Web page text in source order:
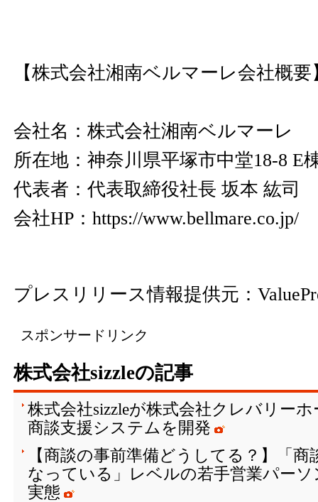
【株式会社湘南ベルマーレ会社概要
会社名：株式会社湘南ベルマーレ
所在地：神奈川県平塚市中堂18-8 E
代表者：代表取締役社長 坂本 紘司
会社HP： https://www.bellmare.co.jp/
プレスリリース情報提供元：
スポンサードリンク
株式会社sizzleの記事
株式会社sizzleが株式会社クレバリー
商談支援システムを開発
【商談の事前準備どうしてる？】「
なっている」レベルの若手営業パー
実態